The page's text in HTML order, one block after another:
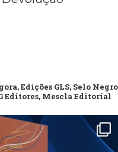
Edições GLS, Selo Negro
Editores, Mescla Editorial